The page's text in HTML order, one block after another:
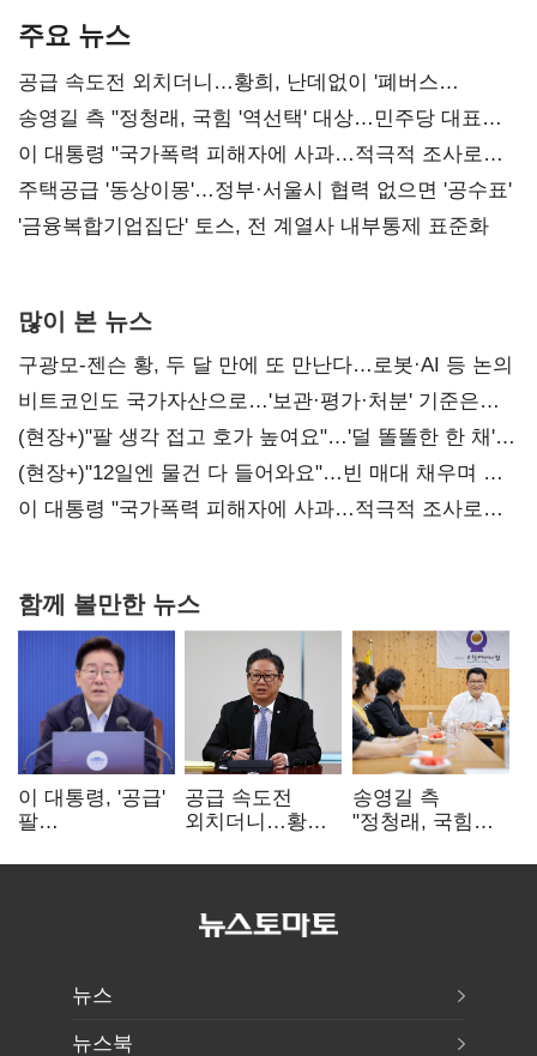
주요 뉴스
공급 속도전 외치더니…황희, 난데없이 '폐버스
리모델링' 제안
송영길 측 "정청래, 국힘 '역선택' 대상…민주당 대표로
총선 지휘 못해"
이 대통령 "국가폭력 피해자에 사과…적극적 조사로
진실 밝혀야"
주택공급 '동상이몽'…정부·서울시 협력 없으면 '공수표'
'금융복합기업집단' 토스, 전 계열사 내부통제 표준화
많이 본 뉴스
구광모-젠슨 황, 두 달 만에 또 만난다…로봇·AI 등 논의
비트코인도 국가자산으로…'보관·평가·처분' 기준은
숙제
(현장+)"팔 생각 접고 호가 높여요"…'덜 똘똘한 한 채'
20억 키맞추기
(현장+)"12일엔 물건 다 들어와요"…빈 매대 채우며 문
연 홈플러스
이 대통령 "국가폭력 피해자에 사과…적극적 조사로
함께 볼만한 뉴스
이 대통령, '공급'
팔
여 내부선
공급 속도전
외치더니…황희,
리모델링' 제안
송영길 측
"정청래, 국힘
민주당 대표로
뉴스
뉴스북